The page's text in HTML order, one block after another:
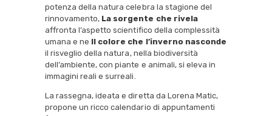
potenza della natura celebra la stagione del
rinnovamento, La sorgente che rivela
affronta l’aspetto scientifico della complessità
umana e ne Il colore che l’inverno nasconde
il risveglio della natura, nella biodiversità
dell’ambiente, con piante e animali, si eleva in
immagini reali e surreali.
La rassegna, ideata e diretta da Lorena Matic,
propone un ricco calendario di appuntamenti